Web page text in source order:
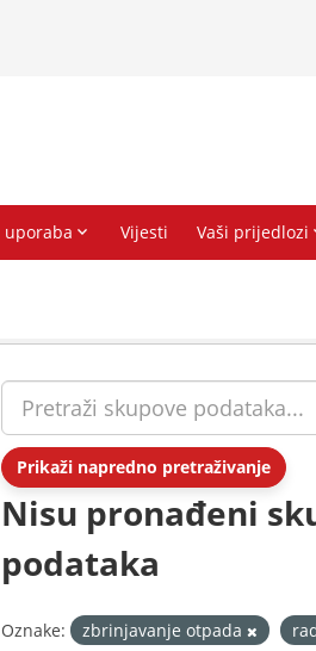
Prikaži napredno pretraživanje
Nisu pronađeni
podataka
Oznake: zbrinjavanje otpada